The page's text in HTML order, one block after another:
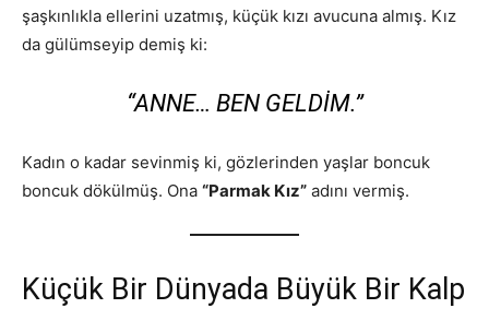
şaşkınlıkla ellerini uzatmış, küçük kızı avucuna almış. Kız
da gülümseyip demiş ki:
“ANNE… BEN GELDIM.”
Kadın o kadar sevinmiş ki, gözlerinden yaşlar boncuk
boncuk dökülmüş. Ona “Parmak Kız” adını vermiş.
Küçük Bir Dünyada Büyük Bir Kalp